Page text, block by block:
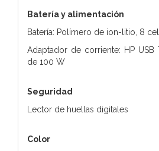
Batería y alimentación
Batería: Polímero de ion-litio, 8
Adaptador de corriente: HP
de 100 W
Seguridad
Lector de huellas digitales
Color